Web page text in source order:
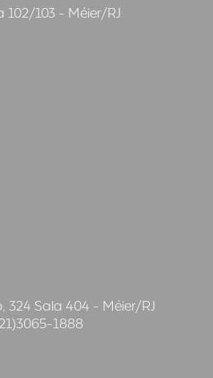
102/103 - Méier/RJ
324 Sala 404 - Méier/RJ
1888